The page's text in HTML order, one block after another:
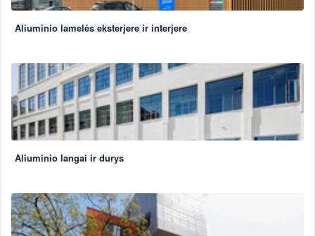
Aliuminio lamelės eksterjere ir interjere
Aliuminio langai ir durys